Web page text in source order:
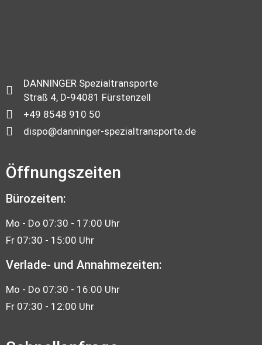
DANNINGER Spezialtransporte
Straß 4, D-94081 Fürstenzell
+49 8548 910 50
dispo@danninger-spezialtransporte.de
Öffnungszeiten
Bürozeiten:
Mo - Do 07:30 - 17:00 Uhr
Fr 07:30 - 15:00 Uhr
Verlade- und Annahmezeiten:
Mo - Do 07:30 - 16:00 Uhr
Fr 07:30 - 12:00 Uhr